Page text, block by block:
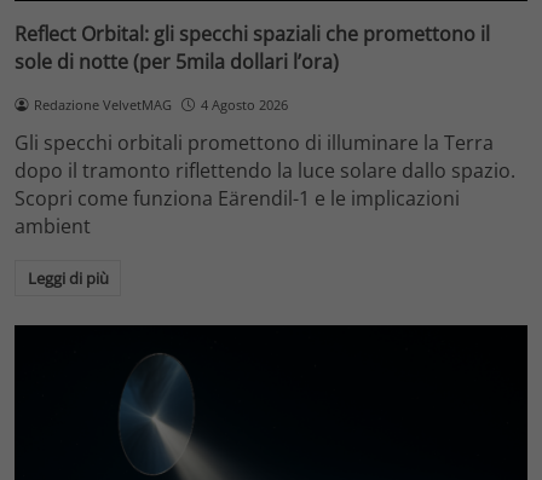
Reflect Orbital: gli specchi spaziali che promettono il
sole di notte (per 5mila dollari l’ora)
Redazione VelvetMAG 4 Agosto 2026
Gli specchi orbitali promettono di illuminare la Terra
dopo il tramonto riflettendo la luce solare dallo spazio.
Scopri come funziona Eärendil-1 e le implicazioni
ambient
Leggi di più